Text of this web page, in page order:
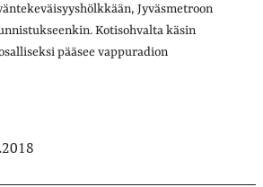
Jyväsmetroon
Kotisohvalta käsin
pääsee vappuradion